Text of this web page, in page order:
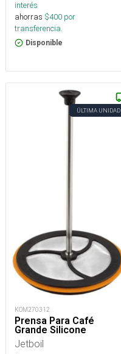
interés
ahorras $400 por
transferencia.
Disponible
ÚLTIMA UNIDAD
KOM270312
Prensa Para Café
Grande Silicone
Jetboil